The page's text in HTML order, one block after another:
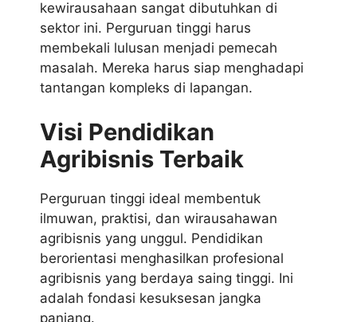
kewirausahaan sangat dibutuhkan di
sektor ini. Perguruan tinggi harus
membekali lulusan menjadi pemecah
masalah. Mereka harus siap menghadapi
tantangan kompleks di lapangan.
Visi Pendidikan
Agribisnis Terbaik
Perguruan tinggi ideal membentuk
ilmuwan, praktisi, dan wirausahawan
agribisnis yang unggul. Pendidikan
berorientasi menghasilkan profesional
agribisnis yang berdaya saing tinggi. Ini
adalah fondasi kesuksesan jangka
panjang.